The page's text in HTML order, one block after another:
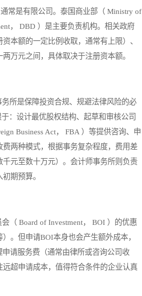
是有限公司。泰国商业部（ Ministry of
， DBD ）是主要负责机构。相关政府
本额的一定比例收取，通常有上限）、
万元之间，具体取决于注册资本额。
所是保障投资合规、规避法律风险的必
：设计最优股权结构、起草和审核公司
Business Act， FBA ）等提供咨询、申
两种模式，根据事务复杂程度，费用差
元至数十万元）。会计师事务所则负责
期预算。
Board of Investment， BOI ）的优惠
。但申请BOI本身也会产生额外成本，
请服务费（通常由律所或咨询公司收
超申请成本，值得符合条件的企业认真